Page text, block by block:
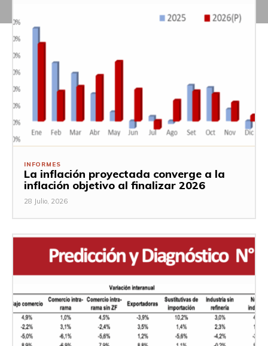
INFORMES
La inflación proyectada converge a la
inflación objetivo al finalizar 2026
28 Julio, 2026